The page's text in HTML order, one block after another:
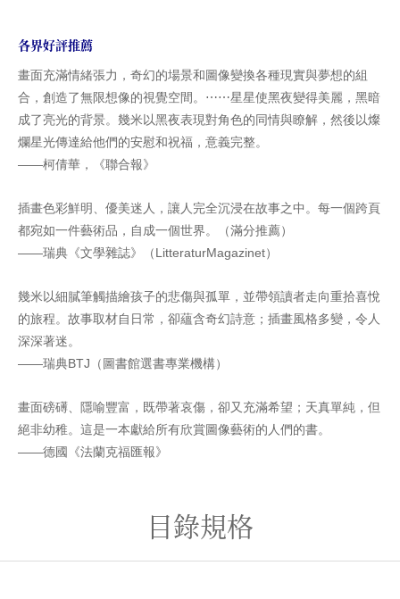
各界好評推薦
畫面充滿情緒張力，奇幻的場景和圖像變換各種現實與夢想的組
合，創造了無限想像的視覺空間。⋯⋯星星使黑夜變得美麗，黑暗
成了亮光的背景。幾米以黑夜表現對角色的同情與瞭解，然後以燦
爛星光傳達給他們的安慰和祝福，意義完整。
——柯倩華，《聯合報》
插畫色彩鮮明、優美迷人，讓人完全沉浸在故事之中。每一個跨頁
都宛如一件藝術品，自成一個世界。（滿分推薦）
——瑞典《文學雜誌》（LitteraturMagazinet）
幾米以細膩筆觸描繪孩子的悲傷與孤單，並帶領讀者走向重拾喜悅
的旅程。故事取材自日常，卻蘊含奇幻詩意；插畫風格多變，令人
深深著迷。
——瑞典BTJ（圖書館選書專業機構）
畫面磅礡、隱喻豐富，既帶著哀傷，卻又充滿希望；天真單純，但
絕非幼稚。這是一本獻給所有欣賞圖像藝術的人們的書。
——德國《法蘭克福匯報》
目錄規格